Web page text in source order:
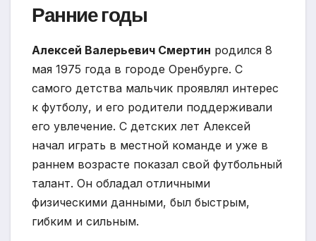
Ранние годы
Алексей Валерьевич Смертин родился 8
мая 1975 года в городе Оренбурге. С
самого детства мальчик проявлял интерес
к футболу, и его родители поддерживали
его увлечение. С детских лет Алексей
начал играть в местной команде и уже в
раннем возрасте показал свой футбольный
талант. Он обладал отличными
физическими данными, был быстрым,
гибким и сильным.